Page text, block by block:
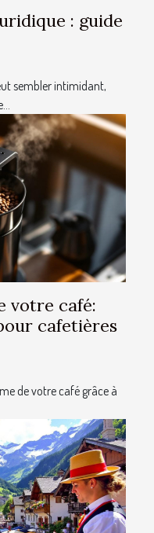
: guide
sembler intimidant,
votre café:
cafetières
de votre café grâce à